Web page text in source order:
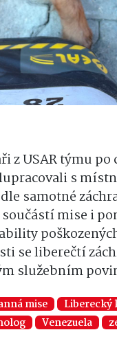
z USAR týmu
s
samotné
mise i
se liberečtí
služebním
mise
Liberecký
Venezuela